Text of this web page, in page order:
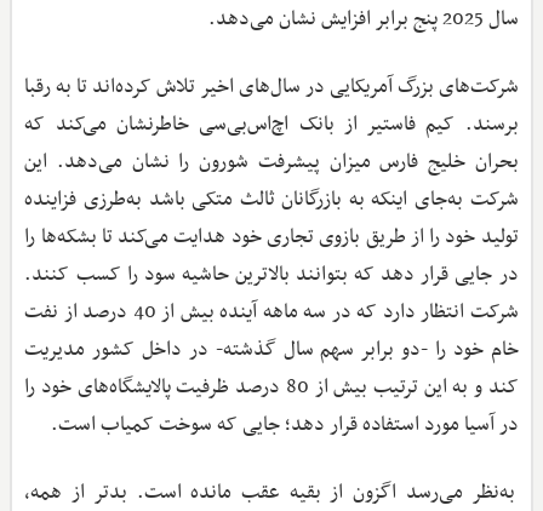
سال 2025 پنج برابر افزایش نشان می‌دهد.
شرکت‌های بزرگ آمریکایی در سال‌های اخیر تلاش کرده‌اند تا به رقبا
برسند. کیم فاستیر از بانک اچ‌اس‌بی‌سی خاطرنشان می‌کند که
بحران خلیج فارس میزان پیشرفت شورون را نشان می‌دهد. این
شرکت به‌جای اینکه به بازرگانان ثالث متکی باشد به‌طرزی فزاینده‌
تولید خود را از طریق بازوی تجاری خود هدایت می‌کند تا بشکه‌ها را
در جایی قرار دهد که بتوانند بالاترین حاشیه سود را کسب کنند.
شرکت انتظار دارد که در سه‌ ماهه آینده بیش از 40 درصد از نفت
خام خود را -دو برابر سهم سال گذشته- در داخل کشور مدیریت
کند و به این ترتیب بیش از 80 درصد ظرفیت پالایشگاه‌های خود را
در آسیا مورد استفاده قرار دهد؛ جایی که سوخت کمیاب است.
به‌نظر می‌رسد اگزون از بقیه عقب مانده است. بدتر از همه،